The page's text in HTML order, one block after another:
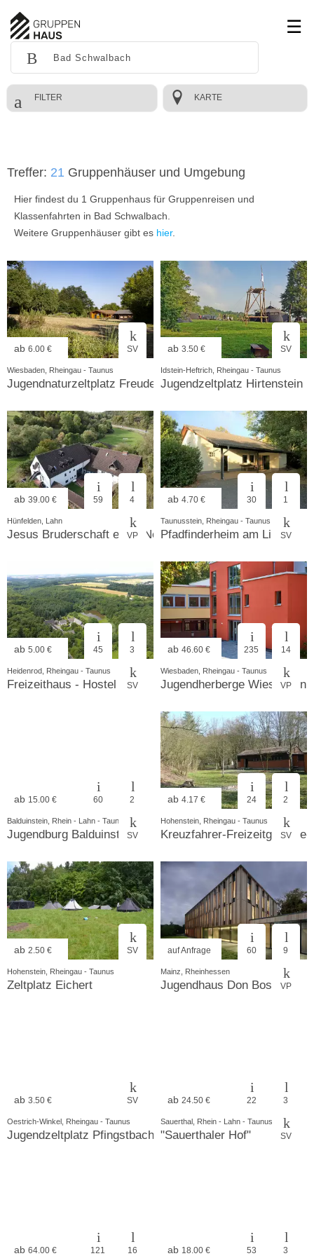
FILTER KARTE
Treffer: 21 Gruppenhäuser und Umgebung
Hier findest du 1 Gruppenhaus für Gruppenreisen und
Klassenfahrten in Bad Schwalbach.
Weitere Gruppenhäuser gibt es hier.
ab 6.00 € SV
Wiesbaden, Rheingau - Taunus
Jugendnaturzeltplatz Freudenberg
ab 3.50 € SV
Idstein-Heftrich, Rheingau - Taunus
Jugendzeltplatz Hirtenstein
ab 39.00 € 59 4
VP
Hünfelden, Lahn
Jesus Bruderschaft e.V. - Nehemia-Hof
ab 4.70 € 30 1
SV
Taunusstein, Rheingau - Taunus
Pfadfinderheim am Limes
ab 5.00 € 45 3
SV
Heidenrod, Rheingau - Taunus
Freizeithaus - Hostel
ab 46.60 € 235 14
VP
Wiesbaden, Rheingau - Taunus
Jugendherberge Wiesbaden
ab 15.00 € 60 2
SV
Balduinstein, Rhein - Lahn - Taunus
Jugendburg Balduinstein
ab 4.17 € 24 2
SV
Hohenstein, Rheingau - Taunus
Kreuzfahrer-Freizeitgelände-
ab 2.50 € SV
Hohenstein, Rheingau - Taunus
Zeltplatz Eichert
auf Anfrage 60 9
VP
Mainz, Rheinhessen
Jugendhaus Don Bosco
ab 3.50 € SV
Oestrich-Winkel, Rheingau - Taunus
Jugendzeltplatz Pfingstbachwiesen
ab 24.50 € 22 3
SV
Sauerthal, Rhein - Lahn - Taunus
"Sauerthaler Hof"
ab 64.00 € 121 16 ab 18.00 € 53 3